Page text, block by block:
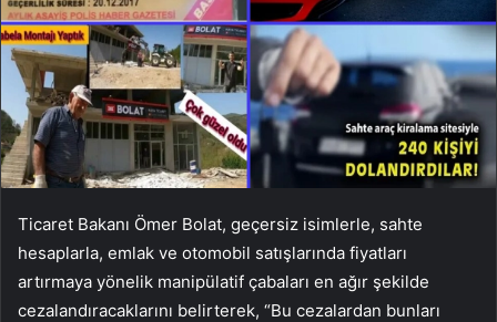
Ticaret Bakanı Ömer Bolat, geçersiz isimlerle, sahte
hesaplarla, emlak ve otomobil satışlarında fiyatları
artırmaya yönelik manipülatif çabaları en ağır şekilde
cezalandıracaklarını belirterek, “Bu cezalardan bunları